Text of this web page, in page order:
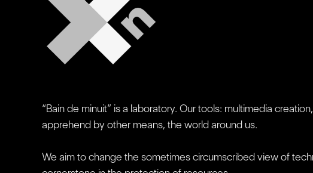
“Bain de minuit” is a laboratory. Our tools: multimedia
apprehend by other means, the world around us.
We aim to change the sometimes circumscribed view of